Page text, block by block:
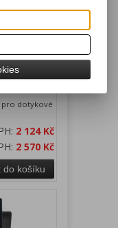
ET-
číslo:
skladem
pro dotykové
2 124 Kč
2 570 Kč
do košíku